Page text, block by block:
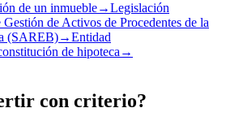
de un inmueble→Legislación
Gestión de Activos de Procedentes de la
(SAREB)→Entidad
de hipoteca →
con criterio?